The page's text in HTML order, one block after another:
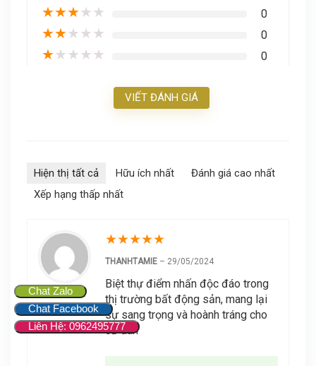
★★★★★ 0
★★★★★ 0
★★★★★ 0
VIẾT ĐÁNH GIÁ
Hiện thị tất cả Hữu ích nhất
Đánh giá cao nhất
Xếp hạng thấp nhất
★★★★★
THANHTAMIE – 29/05/2024
Biệt thự điểm nhấn độc đáo trong
thị trường bất động sản, mang lại
sự sang trọng và hoành tráng cho
cư dân
Chat Zalo
Chat Facebook
Liên Hệ: 0962495777